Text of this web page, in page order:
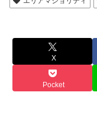
X
Pocket